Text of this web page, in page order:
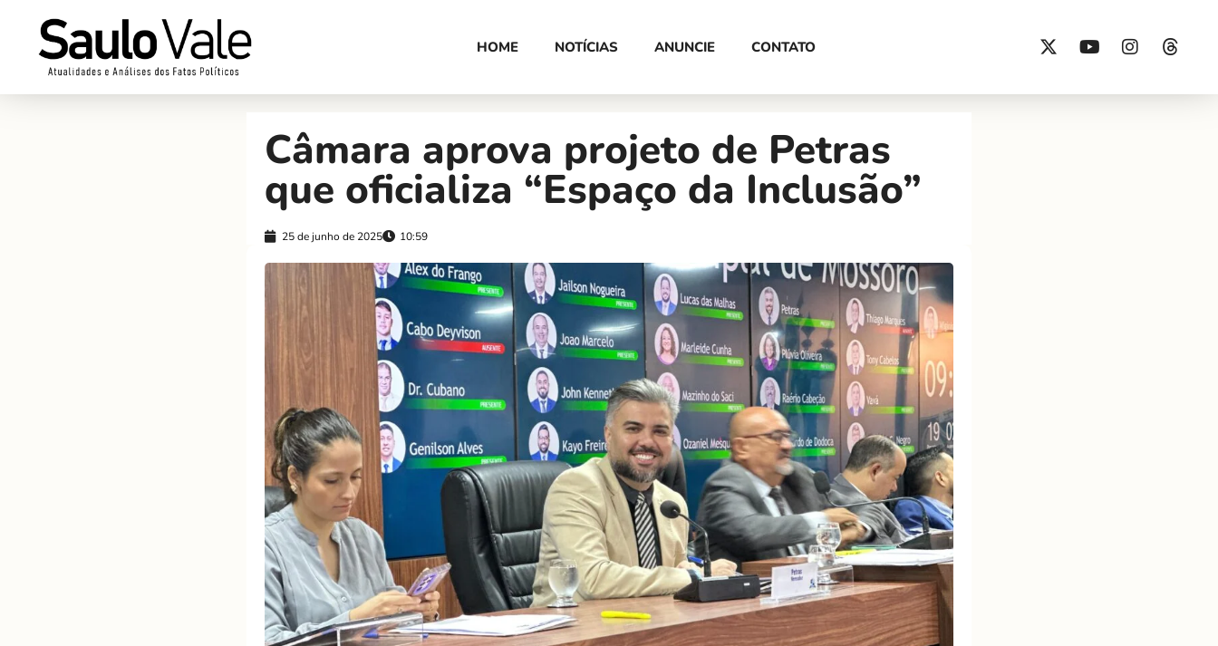
HOME NOTÍCIAS ANUNCIE CONTATO
Câmara aprova projeto de Petras
que oficializa “Espaço da Inclusão”
25 de junho de 2025 10:59